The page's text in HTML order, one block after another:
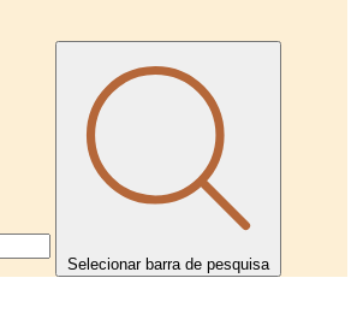
Selecionar barra de pesquisa